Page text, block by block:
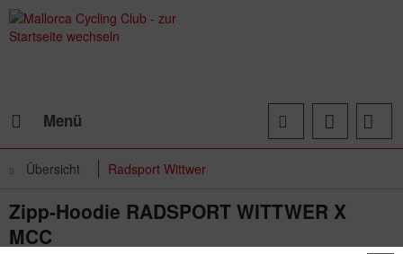
Menü
Übersicht Radsport Wittwer
Zipp-Hoodie RADSPORT WITTWER X
MCC